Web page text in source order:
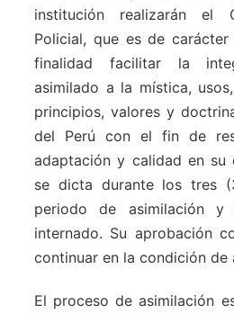
institución realizarán el
Policial, que es de
finalidad facilitar la
asimilado a la mística,
principios, valores y
del Perú con el fin de
adaptación y calidad en su
se dicta durante los tres
periodo de asimilación
internado. Su aprobación
continuar en la condición de
El proceso de asimilación